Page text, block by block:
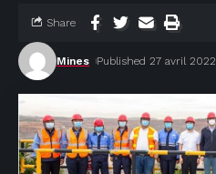
Mines Published 27 avril 2022
Share